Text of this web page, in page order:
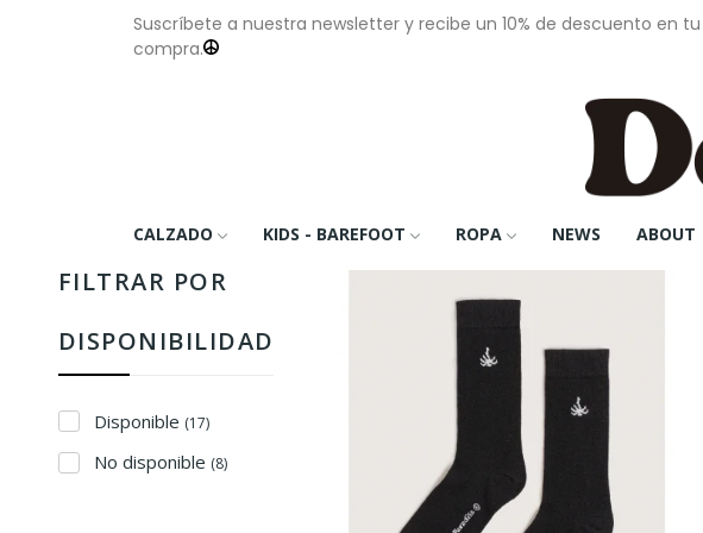
Suscríbete a nuestra newsletter y recibe un 10% de descuento en
compra.
CALZADO KIDS - BAREFOOT ROPA NEWS ABOUT
FILTRAR POR
DISPONIBILIDAD
Disponible (17)
No disponible (8)